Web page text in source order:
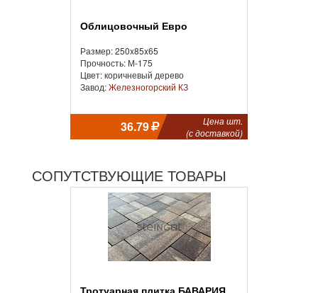
Облицовочный Евро
Размер: 250x85x65
Прочность: М-175
Цвет: коричневый дерево
Завод:Железногорский КЗ
36.79
Цена шт.
(с доставкой)
СОПУТСТВУЮЩИЕ ТОВАРЫ